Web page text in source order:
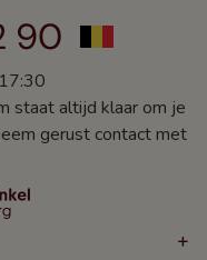
90
staat altijd klaar om je
gerust contact met
+